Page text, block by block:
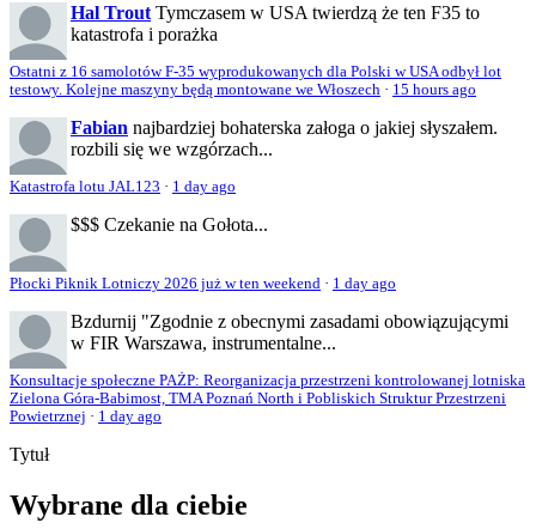
Hal Trout Tymczasem w USA twierdzą że ten F35 to
katastrofa i porażka
Ostatni z 16 samolotów F-35 wyprodukowanych dla Polski w USA odbył lot
testowy. Kolejne maszyny będą montowane we Włoszech · 15 hours ago
Fabian najbardziej bohaterska załoga o jakiej słyszałem.
rozbili się we wzgórzach...
Katastrofa lotu JAL123 · 1 day ago
$$$ Czekanie na Gołota...
Płocki Piknik Lotniczy 2026 już w ten weekend · 1 day ago
Bzdurnij "Zgodnie z obecnymi zasadami obowiązującymi
w FIR Warszawa, instrumentalne...
Konsultacje społeczne PAŻP: Reorganizacja przestrzeni kontrolowanej lotniska
Zielona Góra-Babimost, TMA Poznań North i Pobliskich Struktur Przestrzeni
Powietrznej · 1 day ago
Tytuł
Wybrane dla ciebie